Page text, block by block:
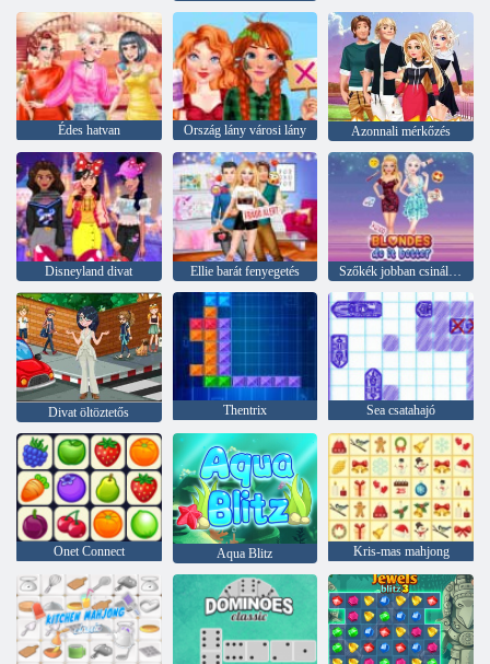
Édes hatvan Ország lány városi lány Azonnali mérkőzés
Disneyland divat Ellie barát fenyegetés Szőkék jobban csinálják
Divat öltöztetős Thentrix Sea csatahajó
Onet Connect Aqua Blitz Kris-mas mahjong